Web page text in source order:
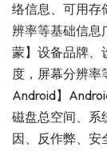
络信息、可用存
辨率等基础信息
蒙】设备品牌、
度，屏幕分辨率
Android】
磁盘总空间、系
因、反作弊、安